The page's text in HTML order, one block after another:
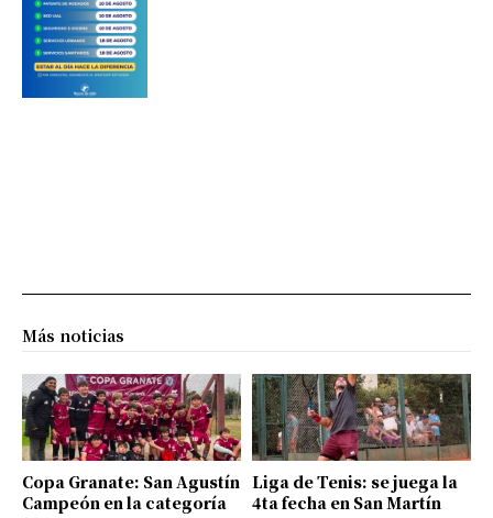
Más noticias
Copa Granate: San Agustín
Campeón en la categoría
Liga de Tenis: se juega la
4ta fecha en San Martín